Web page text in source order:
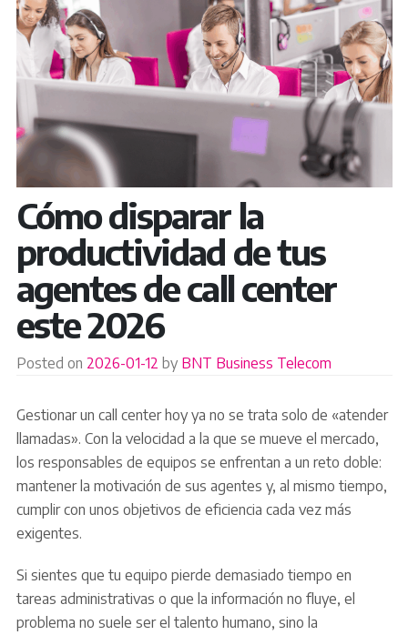
Cómo disparar la
productividad de tus
agentes de call center
este 2026
Posted on 2026-01-12 by BNT Business Telecom
Gestionar un call center hoy ya no se trata solo de «atender
llamadas». Con la velocidad a la que se mueve el mercado,
los responsables de equipos se enfrentan a un reto doble:
mantener la motivación de sus agentes y, al mismo tiempo,
cumplir con unos objetivos de eficiencia cada vez más
exigentes.
Si sientes que tu equipo pierde demasiado tiempo en
tareas administrativas o que la información no fluye, el
problema no suele ser el talento humano, sino la